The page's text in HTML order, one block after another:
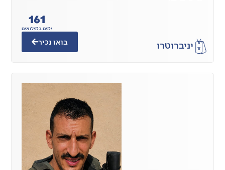
יניברוטרו
ימים במילואים
161
בואו נכיר